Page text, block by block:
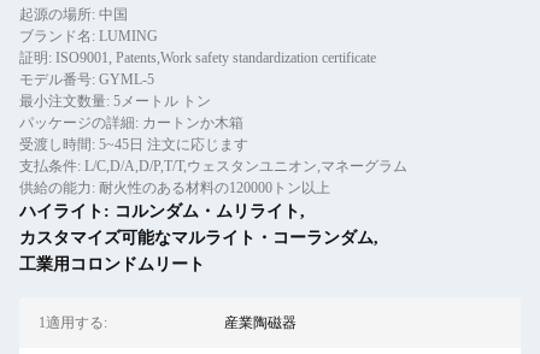
起源の場所: 中国
ブランド名: LUMING
証明: ISO9001, Patents,Work safety standardization certificate
モデル番号: GYML-5
最小注文数量: 5メートル トン
パッケージの詳細: カートンか木箱
受渡し時間: 5~45日 注文に応じます
支払条件: L/C,D/A,D/P,T/T,ウェスタンユニオン,マネーグラム
供給の能力: 耐火性のある材料の120000トン以上
ハイライト: コルンダム・ムリライト,
カスタマイズ可能なマルライト・コーランダム,
工業用コロンドムリート
1適用する: 産業陶磁器